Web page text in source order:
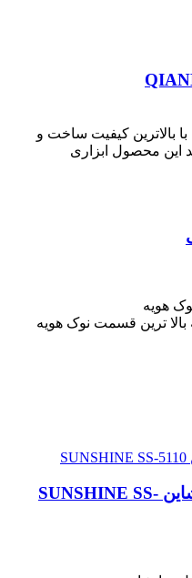
بالاترین کیفیت ساخت و
این محصول ابزاری
هویه
بالا ترین قسمت نوک هویه
ست پیچ گوشتی 37 تیکه سانشاین SUNSHINE SS-